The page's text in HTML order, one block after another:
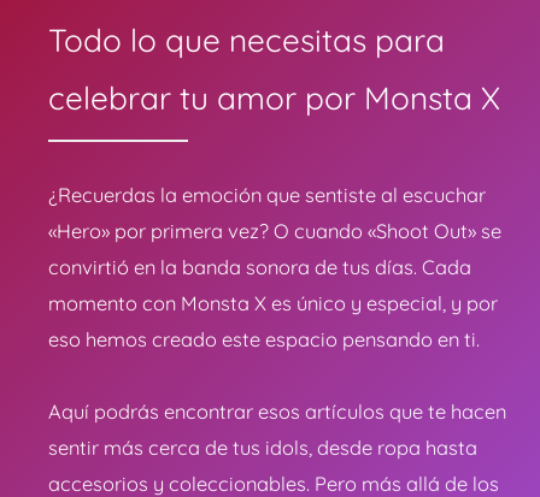
Todo lo que necesitas para
celebrar tu amor por Monsta X
¿Recuerdas la emoción que sentiste al escuchar
«Hero» por primera vez? O cuando «Shoot Out» se
convirtió en la banda sonora de tus días. Cada
momento con Monsta X es único y especial, y por
eso hemos creado este espacio pensando en ti.
Aquí podrás encontrar esos artículos que te hacen
sentir más cerca de tus idols, desde ropa hasta
accesorios y coleccionables. Pero más allá de los